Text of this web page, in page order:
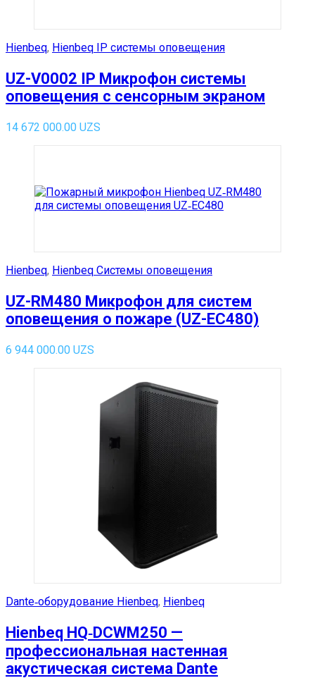
Hienbeq, Hienbeq IP системы оповещения
UZ-V0002 IP Микрофон системы
оповещения с сенсорным экраном
14 672 000.00 UZS
Hienbeq, Hienbeq Системы оповещения
UZ-RM480 Микрофон для систем
оповещения о пожаре (UZ-EC480)
6 944 000.00 UZS
Dante‑оборудование Hienbeq, Hienbeq
Hienbeq HQ‑DCWM250 —
профессиональная настенная
акустическая система Dante